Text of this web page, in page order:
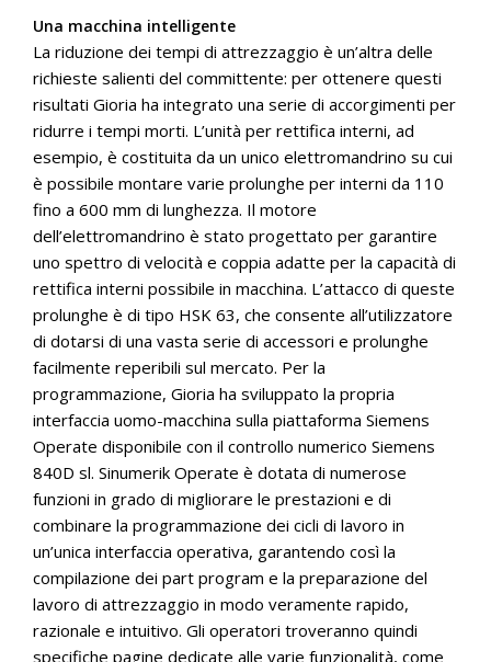
Una macchina intelligente
La riduzione dei tempi di attrezzaggio è un’altra delle
richieste salienti del committente: per ottenere questi
risultati Gioria ha integrato una serie di accorgimenti per
ridurre i tempi morti. L’unità per rettifica interni, ad
esempio, è costituita da un unico elettromandrino su cui
è possibile montare varie prolunghe per interni da 110
fino a 600 mm di lunghezza. Il motore
dell’elettromandrino è stato progettato per garantire
uno spettro di velocità e coppia adatte per la capacità di
rettifica interni possibile in macchina. L’attacco di queste
prolunghe è di tipo HSK 63, che consente all’utilizzatore
di dotarsi di una vasta serie di accessori e prolunghe
facilmente reperibili sul mercato. Per la
programmazione, Gioria ha sviluppato la propria
interfaccia uomo-macchina sulla piattaforma Siemens
Operate disponibile con il controllo numerico Siemens
840D sl. Sinumerik Operate è dotata di numerose
funzioni in grado di migliorare le prestazioni e di
combinare la programmazione dei cicli di lavoro in
un’unica interfaccia operativa, garantendo così la
compilazione dei part program e la preparazione del
lavoro di attrezzaggio in modo veramente rapido,
razionale e intuitivo. Gli operatori troveranno quindi
specifiche pagine dedicate alle varie funzionalità, come